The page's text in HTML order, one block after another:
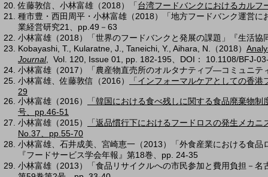
佐藤敦信、小林富雄（2018）「 台湾フードバンクにおけるカル
種市豊・⻄田周平・小林富雄（2018）「地方フードバンク運営
業経営研究21、pp.49－63
小林富雄（2018）「世界のフードバンクと発展の課題」『生活
Kobayashi, T., Kularatne, J., Taneichi, Y., Aihara, N.（2018）
Journal, Vol. 120, Issue 01, pp. 182-195、DOI： 10.1108/BFJ-
小林富雄（2017）「農産物直売所のオルタナティブ―コミュニ
小林富雄、佐藤敦信（2016）
「インフォーマルケアとしての香
29
小林富雄（2016）
「韓国における食べ残しに関する食品廃棄物
号、pp.46-51
小林富雄（2015）
「返品慣行下におけるフードロスの発生メカ
No.37、pp.55-70
小林富雄、石井成美、宮崎恵一（2013）「外食産業における食
『フードサービス学会年報』第18巻、pp. 24-35
小林富雄（2013）「食品リサイクルへの市民参加と費用負担－